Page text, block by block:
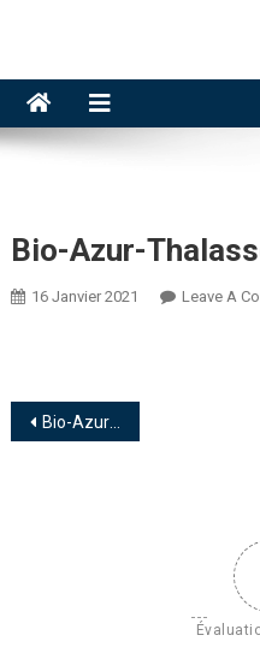
Bio-Azur-
16 Janvier 2021 Leave A
Bio-Azur-thalasso-819×416